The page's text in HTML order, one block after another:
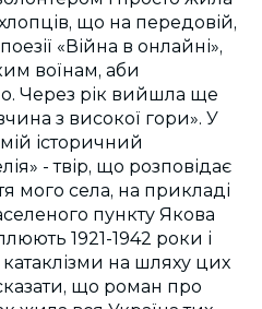
що на передовій,
«Війна в онлайні»,
воїнам, аби
Через рік вийшла ще
з високої гори». У
історичний
- твір, що розповідає
мого села, на прикладі
пункту Якова
1921-1942 роки і
катаклізми на шляху цих
що роман про